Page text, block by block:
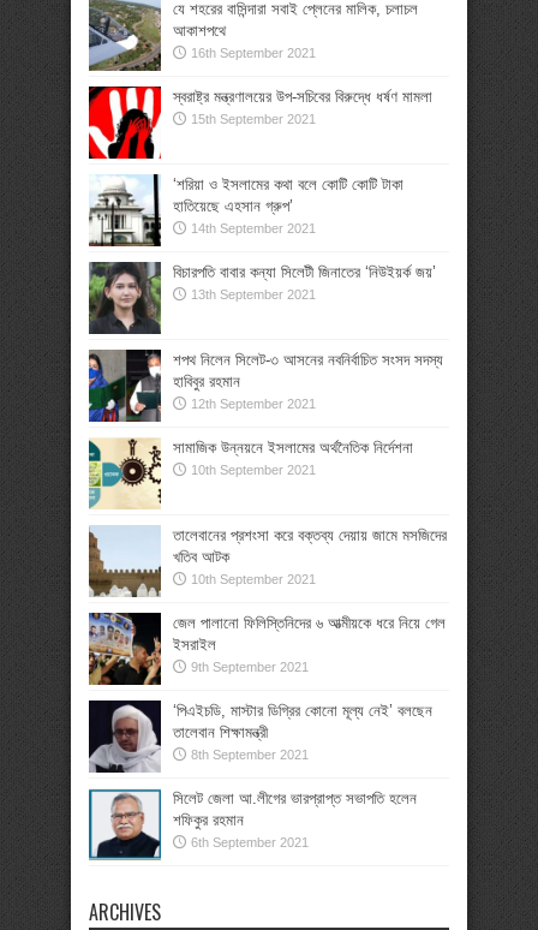
যে শহরের বাসিন্দারা সবাই প্লেনের মালিক, চলাচল
আকাশপথে
16th September 2021
স্বরাষ্ট্র মন্ত্রণালয়ের উপ-সচিবের বিরুদ্ধে ধর্ষণ মামলা
15th September 2021
‘শরিয়া ও ইসলামের কথা বলে কোটি কোটি টাকা
হাতিয়েছে এহসান গ্রুপ’
14th September 2021
বিচারপতি বাবার কন্যা সিলেটী জিনাতের ‘নিউইয়র্ক জয়’
13th September 2021
শপথ নিলেন সিলেট-৩ আসনের নবনির্বাচিত সংসদ সদস্য
হাবিবুর রহমান
12th September 2021
সামাজিক উন্নয়নে ইসলামের অর্থনৈতিক নির্দেশনা
10th September 2021
তালেবানের প্রশংসা করে বক্তব্য দেয়ায় জামে মসজিদের
খতিব আটক
10th September 2021
জেল পালানো ফিলিস্তিনিদের ৬ আত্মীয়কে ধরে নিয়ে গেল
ইসরাইল
9th September 2021
‘পিএইচডি, মাস্টার ডিগ্রির কোনো মূল্য নেই’ বলছেন
তালেবান শিক্ষামন্ত্রী
8th September 2021
সিলেট জেলা আ.লীগের ভারপ্রাপ্ত সভাপতি হলেন
শফিকুর রহমান
6th September 2021
ARCHIVES